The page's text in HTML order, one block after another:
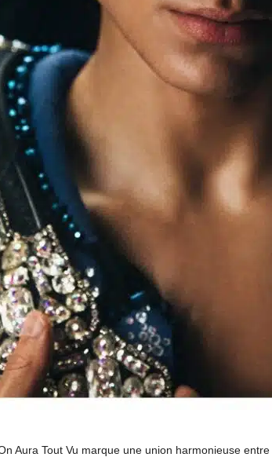
Aura Tout Vu marque une union harmonieuse